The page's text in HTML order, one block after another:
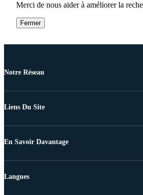
Merci de nous aider à améliorer la
Fermer
Notre Réseau
Liens Du Site
En Savoir Davantage
Langues